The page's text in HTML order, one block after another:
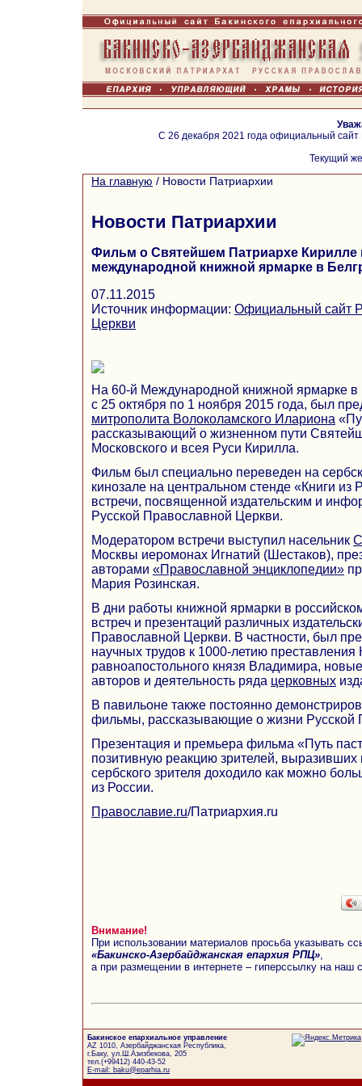
С 26 декабря 2021 года официальный
Текущий
На главную / Новости Патриархии
Новости Патриархии
Фильм о Святейшем Патриархе Кирилле
международной книжной ярмарке в
07.11.2015
Источник информации: Официальный сайт
Церкви
На 60-й Международной книжной ярмарке
с 25 октября по 1 ноября 2015 года, был
митрополита Волоколамского Илариона
рассказывающий о жизненном пути
Московского и всея Руси Кирилла.
Фильм был специально переведен на
кинозале на центральном стенде «Книги из
встречи, посвященной издательским и
Русской Православной Церкви.
Модератором встречи выступил насельник
Москвы иеромонах Игнатий (Шестаков),
авторами «Православной энциклопедии»
Мария Розинская.
В дни работы книжной ярмарки в
встреч и презентаций различных
Православной Церкви. В частности, был
научных трудов к 1000-летию преставления
равноапостольного князя Владимира,
авторов и деятельность ряда церковных
В павильоне также постоянно
фильмы, рассказывающие о жизни Русской
Презентация и премьера фильма «Путь
позитивную реакцию зрителей,
сербского зрителя доходило как можно
из России.
Православие.ru/Патриархия.ru
Внимание!
При использовании материалов просьба указывать
«Бакинско-Азербайджанская епархия РПЦ»
а при размещении в интернете – гиперссылку на наш
Бакинское епархиальное управление
AZ 1010, Азербайджанская Республика,
г.Баку, ул.Ш.Азизбекова, 205
тел.(+99412) 440-43-52
E-mail: baku@eparhia.ru